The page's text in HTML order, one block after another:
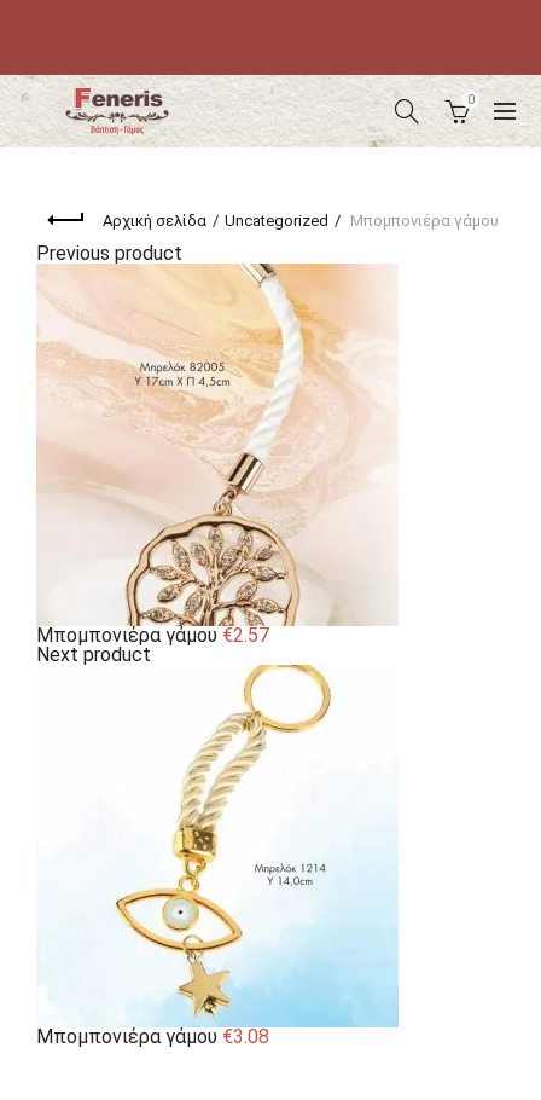
0
Αρχική σελίδα Uncategorized Μπομπονιέρα γάμου
Previous product
Μπομπονιέρα γάμου €2.57
Next product
Μπομπονιέρα γάμου €3.08